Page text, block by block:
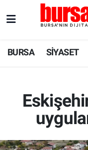
BURSA SİYASET
SPOR
EKONOMİ
Süper Lig
Tüm Manşetler